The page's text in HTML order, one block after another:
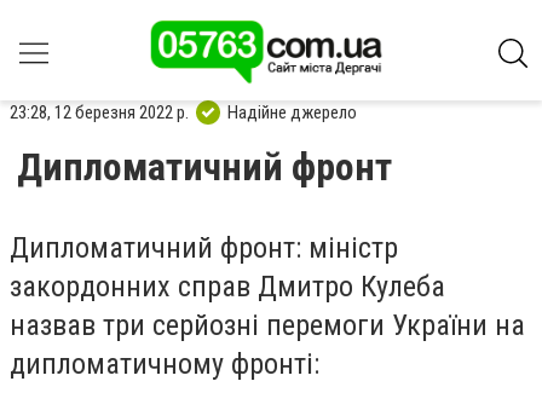
23:28, 12 березня 2022 р. Надійне джерело
Дипломатичний фронт
Дипломатичний фронт: міністр
закордонних справ Дмитро Кулеба
назвав три серйозні перемоги України на
дипломатичному фронті: